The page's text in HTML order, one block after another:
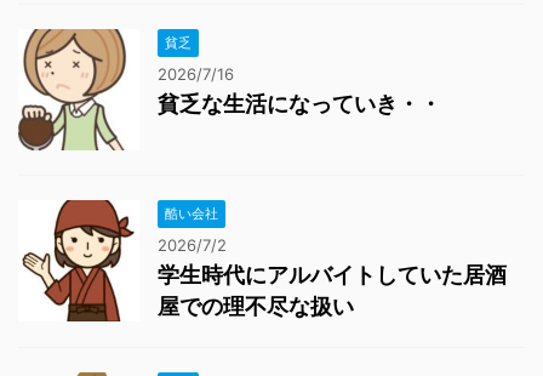
貧乏
2026/7/16
貧乏な生活になっていき・・
酷い会社
2026/7/2
学生時代にアルバイトしていた居酒
屋での理不尽な扱い